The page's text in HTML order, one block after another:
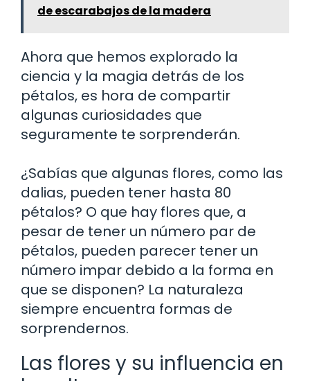
de escarabajos de la madera
Ahora que hemos explorado la
ciencia y la magia detrás de los
pétalos, es hora de compartir
algunas curiosidades que
seguramente te sorprenderán.
¿Sabías que algunas flores, como las
dalias, pueden tener hasta 80
pétalos? O que hay flores que, a
pesar de tener un número par de
pétalos, pueden parecer tener un
número impar debido a la forma en
que se disponen? La naturaleza
siempre encuentra formas de
sorprendernos.
Las flores y su influencia en